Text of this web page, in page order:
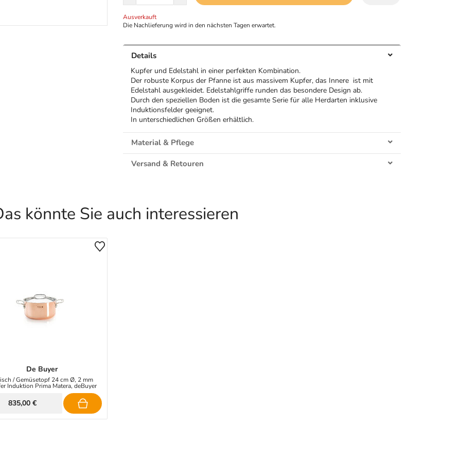
Ausverkauft
Die Nachlieferung wird in den nächsten Tagen erwartet.
Details
Kupfer und Edelstahl in einer perfekten Kombination.
Der robuste Korpus der Pfanne ist aus massivem Kupfer, das Innere ist mit
Edelstahl ausgekleidet. Edelstahlgriffe runden das besondere Design ab.
Durch den speziellen Boden ist die gesamte Serie für alle Herdarten inklusive
Induktionsfelder geeignet.
In unterschiedlichen Größen erhältlich.
Material & Pflege
Versand & Retouren
könnte Sie auch interessieren
De Buyer
/ Gemüsetopf 24 cm Ø, 2 mm
Induktion Prima Matera, deBuyer
835,00 €